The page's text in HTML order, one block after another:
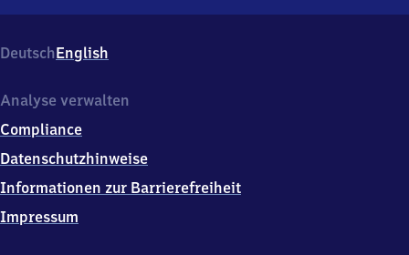
Scherbenrain
1,
9
8
8
Kirchen
DeutschEnglish
Analyse verwalten
Compliance
Datenschutzhinweise
Informationen zur Barrierefreiheit
Impressum